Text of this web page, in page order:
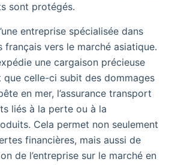
sont protégés.
entreprise spécialisée dans
français vers le marché asiatique.
une cargaison précieuse
celle-ci subit des dommages
en mer, l’assurance transport
liés à la perte ou à la
Cela permet non seulement
financières, mais aussi de
de l’entreprise sur le marché en